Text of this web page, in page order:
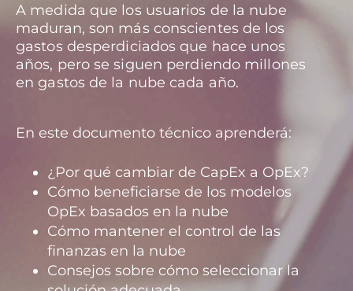
A medida que los usuarios de la nube
maduran, son más conscientes de los
gastos desperdiciados que hace unos
años, pero se siguen perdiendo millones
en gastos de la nube cada año.
En este documento técnico aprenderá:
¿Por qué cambiar de CapEx a OpEx?
Cómo beneficiarse de los modelos
OpEx basados en la nube
Cómo mantener el control de las
finanzas en la nube
Consejos sobre cómo seleccionar la